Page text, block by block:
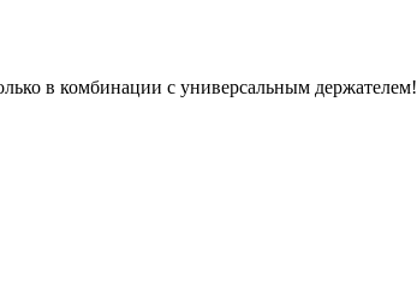
в комбинации с универсальным держателем!